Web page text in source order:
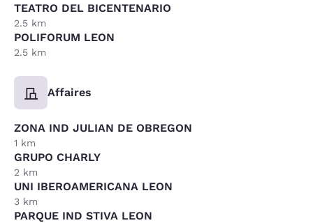
TEATRO DEL BICENTENARIO
2.5 km
POLIFORUM LEON
2.5 km
Affaires
ZONA IND JULIAN DE OBREGON
1 km
GRUPO CHARLY
2 km
UNI IBEROAMERICANA LEON
3 km
PARQUE IND STIVA LEON